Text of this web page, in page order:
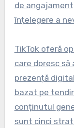
de
înțelegere a
TikTok oferă
care doresc
prezență
bazat pe
conținutul
sunt cinci